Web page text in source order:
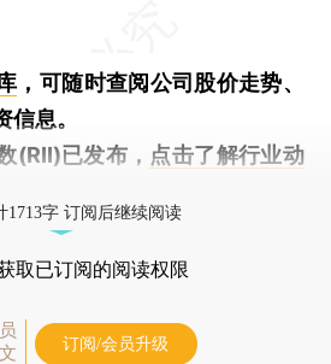
，可随时查阅公司股价走势、
息。
(RII)已发布， 点击了解行业动
1713字 订阅后继续阅读
取已订阅的阅读权限
订阅/会员升级